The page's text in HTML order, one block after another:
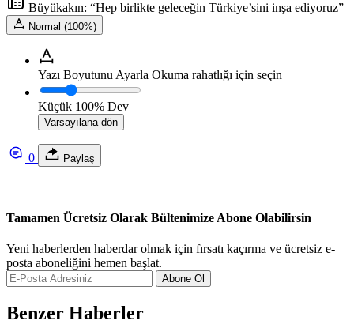
Büyükakın: “Hep birlikte geleceğin Türkiye’sini inşa ediyoruz”
Normal (100%)
Yazı Boyutunu Ayarla Okuma rahatlığı için seçin
Küçük 100% Dev
Varsayılana dön
0 Paylaş
Tamamen Ücretsiz Olarak Bültenimize Abone Olabilirsin
Yeni haberlerden haberdar olmak için fırsatı kaçırma ve ücretsiz e-
posta aboneliğini hemen başlat.
Abone Ol
Benzer Haberler